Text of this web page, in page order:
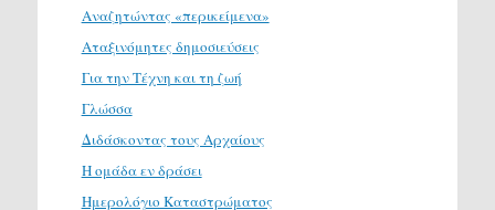
Αναζητώντας «περικείμενα»
Αταξινόμητες δημοσιεύσεις
Για την Τέχνη και τη ζωή
Γλώσσα
Διδάσκοντας τους Αρχαίους
Η ομάδα εν δράσει
Ημερολόγιο Καταστρώματος